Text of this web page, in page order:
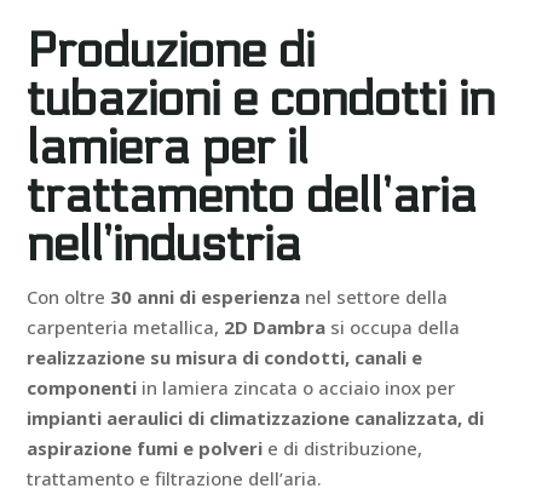
Produzione di
tubazioni e condotti in
lamiera per il
trattamento dell’aria
nell’industria
Con oltre 30 anni di esperienza nel settore della
carpenteria metallica, 2D Dambra si occupa della
realizzazione su misura di condotti, canali e
componenti in lamiera zincata o acciaio inox per
impianti aeraulici di climatizzazione canalizzata, di
aspirazione fumi e polveri e di distribuzione,
trattamento e filtrazione dell’aria.